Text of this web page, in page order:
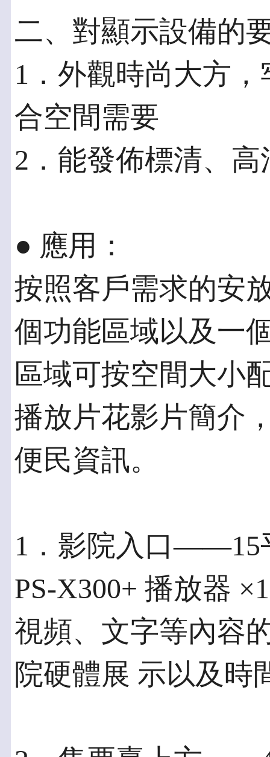
二、對顯示設備的
1．外觀時尚大方
合空間需要
2．能發佈標清、
● 應用：
按照客戶需求的安
個功能區域以及一
區域可按空間大小
播放片花影片簡介
便民資訊。
1．影院入口——15
PS-X300+ 播放器
視頻、文字等內容
院硬體展 示以及時